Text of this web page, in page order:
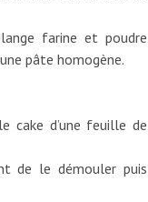
farine et poudre
pâte homogène.
cake d’une feuille de
de le démouler puis